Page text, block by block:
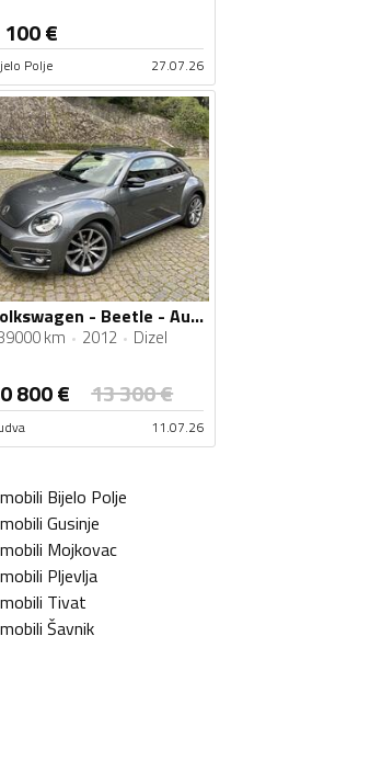
€
Polje 27.07.26
Volkswagen - Beetle - Automatik 2.0 TDI
km 2012 Dizel
800€ 13 300€
11.07.26
Bijelo Polje
Gusinje
Mojkovac
Pljevlja
Tivat
Šavnik